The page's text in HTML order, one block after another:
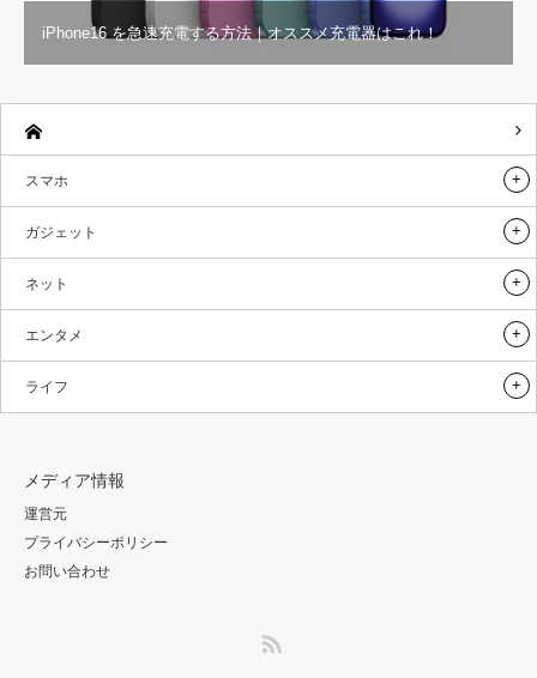
iPhone16 を急速充電する方法｜オススメ充電器はこれ！
スマホ
ガジェット
ネット
エンタメ
ライフ
メディア情報
運営元
プライバシーポリシー
お問い合わせ